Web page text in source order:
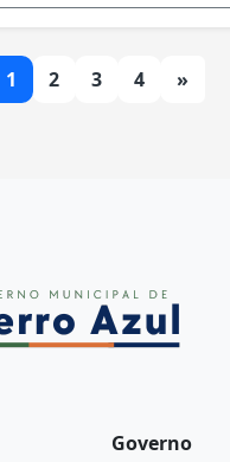
1 2 3 4 »
Governo